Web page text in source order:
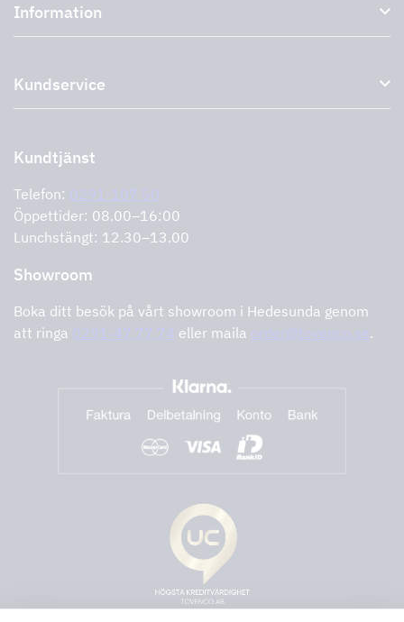
Externa fläktar
Plasmafilter
Outlet
Storköksprodukter PRO
Information
Miljö
Support och service
Cookies
Integritetspolicy
Kundservice
Retur av produkt
Support och service
Kundtjänst
Telefon: 0291-107 50
Öppettider: 08.00–16:00
Lunchstängt: 12.30–13.00
Showroom
Boka ditt besök på vårt showroom i Hedesunda genom
att ringa 0291-47 77 74 eller maila order@tovenco.se.